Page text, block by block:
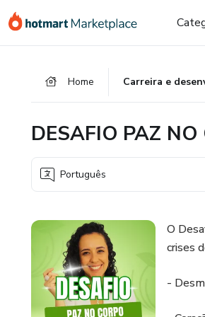
para
para
para
Home Carreira e
DESAFIO PAZ
Português
O
crises
-